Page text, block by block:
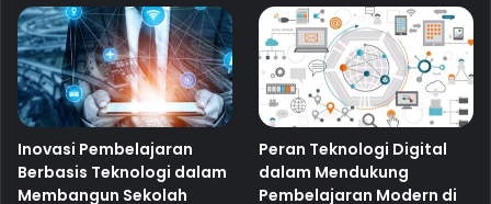
Inovasi Pembelajaran
Berbasis Teknologi dalam
Membangun Sekolah
Peran Teknologi Digital
dalam Mendukung
Pembelajaran Modern di